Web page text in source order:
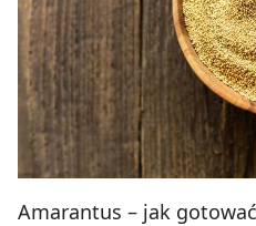
Amarantus – jak